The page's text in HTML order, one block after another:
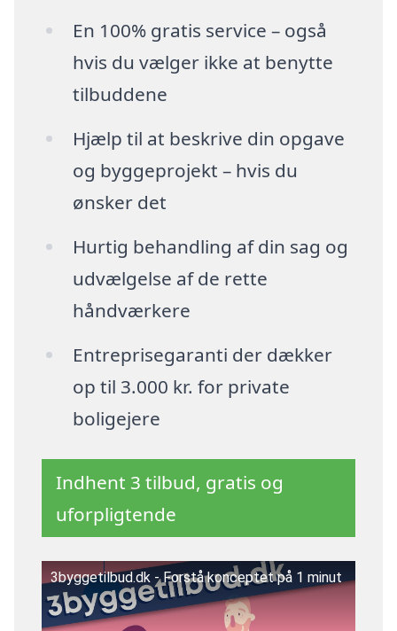
En 100% gratis service – også
hvis du vælger ikke at benytte
tilbuddene
Hjælp til at beskrive din opgave
og byggeprojekt – hvis du
ønsker det
Hurtig behandling af din sag og
udvælgelse af de rette
håndværkere
Entreprisegaranti der dækker
op til 3.000 kr. for private
boligejere
Indhent 3 tilbud, gratis og
uforpligtende
3byggetilbud.dk - Forstå konceptet på 1 minut